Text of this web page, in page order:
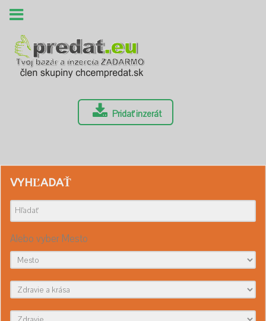
Pridať inzerát
VYHĽADAŤ
Alebo vyber Mesto